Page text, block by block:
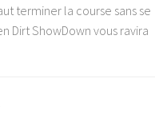
terminer la course sans se
Dirt ShowDown vous ravira